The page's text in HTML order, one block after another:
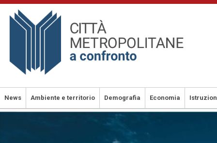
Salta
contenuto
News Ambiente e territorio Demografia Economia